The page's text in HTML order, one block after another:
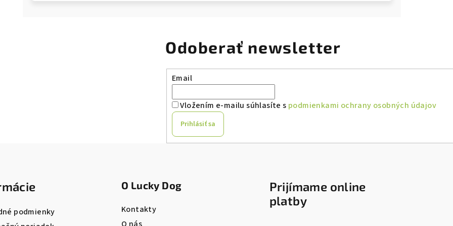
Odoberať newsletter
Email
Vložením e-mailu súhlasíte s podmienkami ochrany osobných údajov
Prihlásiť sa
podmienky
O Lucky Dog
Kontakty
O nás
Prijímame online
platby